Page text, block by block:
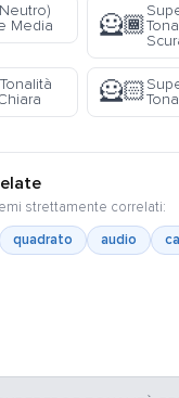
Media
🦸🏾
🦸🏻
strettamente correlati:
quadrato audio